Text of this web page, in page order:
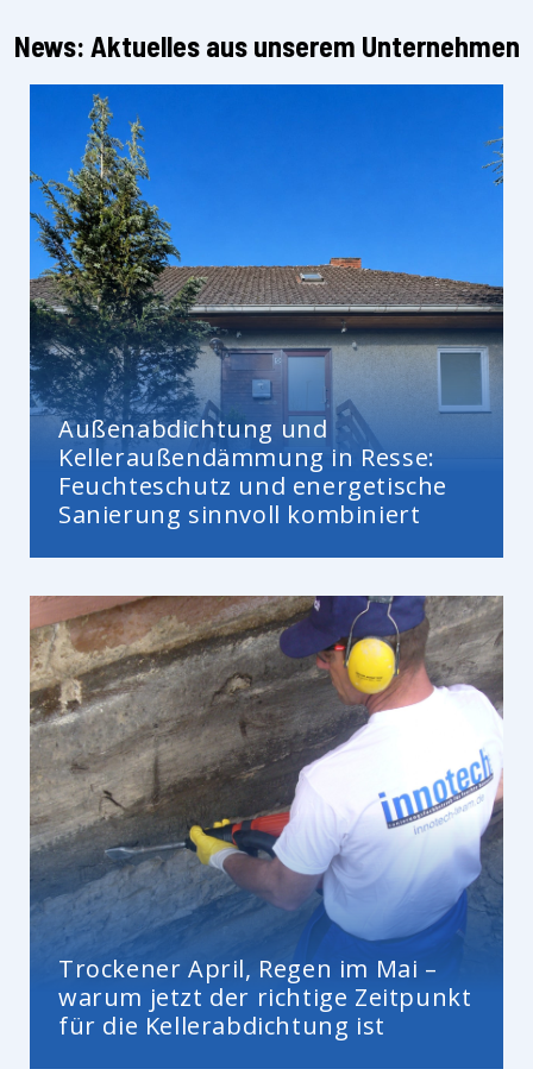
News: Aktuelles aus unserem Unternehmen
Außenabdichtung und
Kelleraußendämmung in Resse:
Feuchteschutz und energetische
Sanierung sinnvoll kombiniert
Trockener April, Regen im Mai –
warum jetzt der richtige Zeitpunkt
für die Kellerabdichtung ist